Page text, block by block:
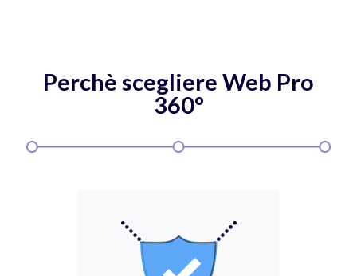
Perchè scegliere Web Pro
360°